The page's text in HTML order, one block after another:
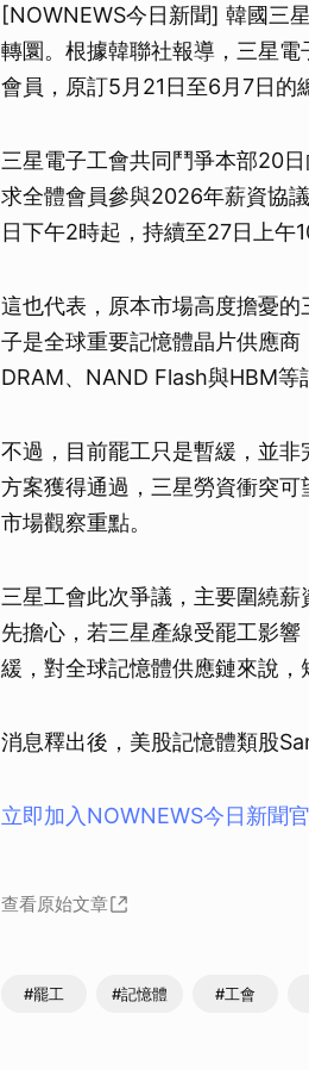
[NOWNEWS今日新聞] 韓國三
轉圜。根據韓聯社報導，三星
會員，原訂5月21日至6月7日的
三星電子工會共同鬥爭本部20
求全體會員參與2026年薪資協
日下午2時起，持續至27日上午
這也代表，原本市場高度擔憂
子是全球重要記憶體晶片供應
DRAM、NAND Flash與HBM等
不過，目前罷工只是暫緩，並
方案獲得通過，三星勞資衝突
市場觀察重點。
三星工會此次爭議，主要圍繞
先擔心，若三星產線受罷工影
緩，對全球記憶體供應鏈來說，
消息釋出後，美股記憶體類股
立即加入NOWNEWS今⽇新聞
查看原始文章
#罷工 #記憶體 #工會